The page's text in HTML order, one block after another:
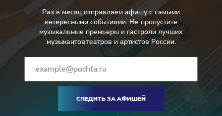
Раз в месяц отправляем афишу с самыми
интересными событиями. Не пропустите
музыкальные премьеры и гастроли лучших
музыкантов,театров и артистов России.
СЛЕДИТЬ ЗА АФИШЕЙ